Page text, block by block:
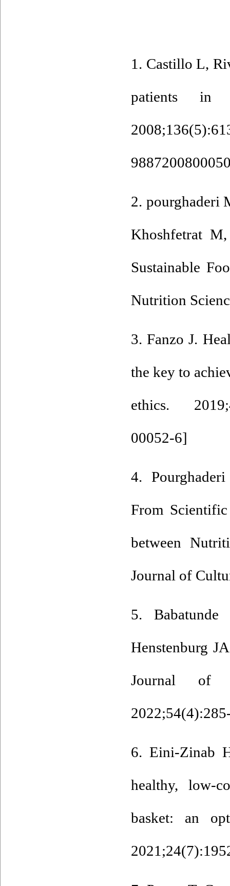
بین‌سازمانی
تغذیه وزارت
حمایتی قابل
کمتر، اما
اهمیت سبدهای
وجود داشت.
اولویت‌ها و
وزارت بهداشت
1. Castillo L,
patients in
2. pourghaderi
Khoshfetrat
Sustainable
Nutrition
3. Fanzo J.
the key to
ethics.
00052-6]
4.
From
between
Journal of
5.
Henstenburg
Journal of
6. Eini-Zinab
healthy, low-
basket: an